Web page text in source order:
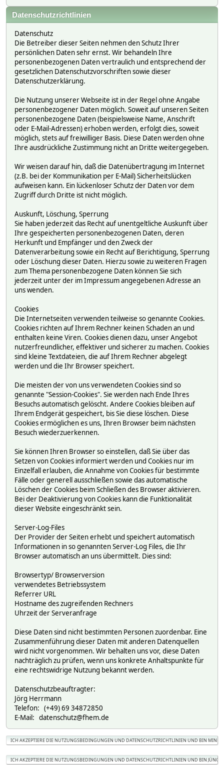
Datenschutzrichtlinien
Datenschutz
Die Betreiber dieser Seiten nehmen den Schutz Ihrer
persönlichen Daten sehr ernst. Wir behandeln Ihre
personenbezogenen Daten vertraulich und entsprechend der
gesetzlichen Datenschutzvorschriften sowie dieser
Datenschutzerklärung.
Die Nutzung unserer Webseite ist in der Regel ohne Angabe
personenbezogener Daten möglich. Soweit auf unseren Seiten
personenbezogene Daten (beispielsweise Name, Anschrift
oder E-Mail-Adressen) erhoben werden, erfolgt dies, soweit
möglich, stets auf freiwilliger Basis. Diese Daten werden ohne
Ihre ausdrückliche Zustimmung nicht an Dritte weitergegeben.
Wir weisen darauf hin, daß die Datenübertragung im Internet
(z.B. bei der Kommunikation per E-Mail) Sicherheitslücken
aufweisen kann. Ein lückenloser Schutz der Daten vor dem
Zugriff durch Dritte ist nicht möglich.
Auskunft, Löschung, Sperrung
Sie haben jederzeit das Recht auf unentgeltliche Auskunft über
Ihre gespeicherten personenbezogenen Daten, deren
Herkunft und Empfänger und den Zweck der
Datenverarbeitung sowie ein Recht auf Berichtigung, Sperrung
oder Löschung dieser Daten. Hierzu sowie zu weiteren Fragen
zum Thema personenbezogene Daten können Sie sich
jederzeit unter der im Impressum angegebenen Adresse an
uns wenden.
Cookies
Die Internetseiten verwenden teilweise so genannte Cookies.
Cookies richten auf Ihrem Rechner keinen Schaden an und
enthalten keine Viren. Cookies dienen dazu, unser Angebot
nutzerfreundlicher, effektiver und sicherer zu machen. Cookies
sind kleine Textdateien, die auf Ihrem Rechner abgelegt
werden und die Ihr Browser speichert.
Die meisten der von uns verwendeten Cookies sind so
genannte "Session-Cookies". Sie werden nach Ende Ihres
Besuchs automatisch gelöscht. Andere Cookies bleiben auf
Ihrem Endgerät gespeichert, bis Sie diese löschen. Diese
Cookies ermöglichen es uns, Ihren Browser beim nächsten
Besuch wiederzuerkennen.
Sie können Ihren Browser so einstellen, daß Sie über das
Setzen von Cookies informiert werden und Cookies nur im
Einzelfall erlauben, die Annahme von Cookies für bestimmte
Fälle oder generell ausschließen sowie das automatische
Löschen der Cookies beim Schließen des Browser aktivieren.
Bei der Deaktivierung von Cookies kann die Funktionalität
dieser Website eingeschränkt sein.
Server-Log-Files
Der Provider der Seiten erhebt und speichert automatisch
Informationen in so genannten Server-Log Files, die Ihr
Browser automatisch an uns übermittelt. Dies sind:
Browsertyp/ Browserversion
verwendetes Betriebssystem
Referrer URL
Hostname des zugreifenden Rechners
Uhrzeit der Serveranfrage
Diese Daten sind nicht bestimmten Personen zuordenbar. Eine
Zusammenführung dieser Daten mit anderen Datenquellen
wird nicht vorgenommen. Wir behalten uns vor, diese Daten
nachträglich zu prüfen, wenn uns konkrete Anhaltspunkte für
eine rechtswidrige Nutzung bekannt werden.
Datenschutzbeauftragter:
Jörg Herrmann
Telefon: (+49) 69 34872850
E-Mail: datenschutz@fhem.de